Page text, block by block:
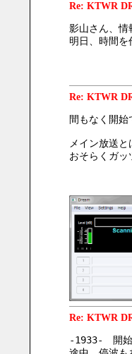
Re: KTWR
影山さん、情
明日、時間を
Re: KTWR
間もなく開始
メイン放送
おそらくガッ
Re: KTWR
-1933-　開